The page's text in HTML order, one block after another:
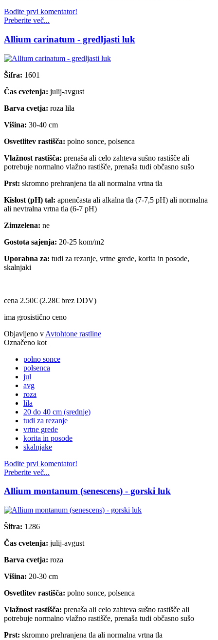
Bodite prvi komentator!
Preberite več...
Allium carinatum - gredljasti luk
Šifra: 1601
Čas cvetenja: julij-avgust
Barva cvetja: roza lila
Višina: 30-40 cm
Osvetlitev rastišča: polno sonce, polsenca
Vlažnost rastišča: prenaša ali celo zahteva sušno rastišče ali
potrebuje normalno vlažno rastišče, prenaša tudi občasno sušo
Prst: skromno prehranjena tla ali normalna vrtna tla
Kislost (pH) tal: apnenčasta ali alkalna tla (7-7,5 pH) ali normalna
ali nevtralna vrtna tla (6-7 pH)
Zimzelena: ne
Gostota sajenja: 20-25 kom/m2
Uporabna za: tudi za rezanje, vrtne grede, korita in posode,
skalnjaki
cena 2.50€ (2.28€ brez DDV)
ima grosistično ceno
Objavljeno v Avtohtone rastline
Označeno kot
polno sonce
polsenca
jul
avg
roza
lila
20 do 40 cm (srednje)
tudi za rezanje
vrtne grede
korita in posode
skalnjake
Bodite prvi komentator!
Preberite več...
Allium montanum (senescens) - gorski luk
Šifra: 1286
Čas cvetenja: julij-avgust
Barva cvetja: roza
Višina: 20-30 cm
Osvetlitev rastišča: polno sonce, polsenca
Vlažnost rastišča: prenaša ali celo zahteva sušno rastišče ali
potrebuje normalno vlažno rastišče, prenaša tudi občasno sušo
Prst: skromno prehranjena tla ali normalna vrtna tla